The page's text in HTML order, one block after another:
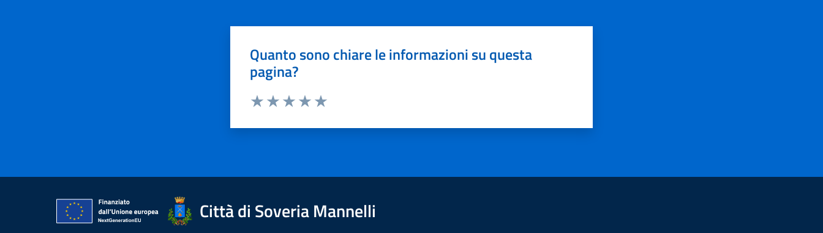
Quanto sono chiare le informazioni su questa
pagina?
Città di Soveria Mannelli